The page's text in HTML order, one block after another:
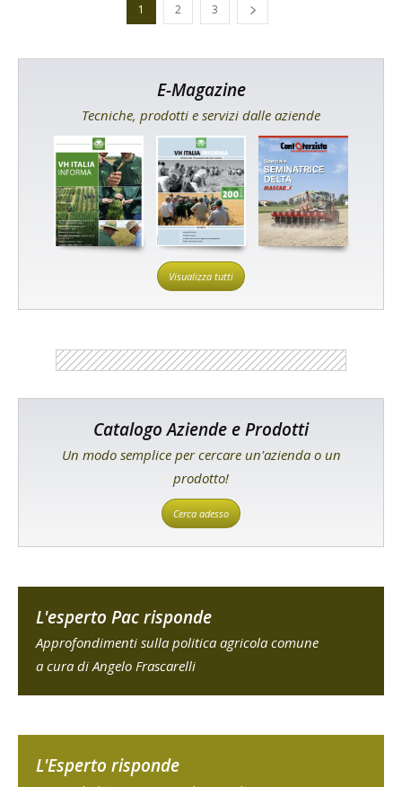
1 2 3
E-Magazine
Tecniche, prodotti e servizi dalle aziende
Visualizza tutti
Catalogo Aziende e Prodotti
Un modo semplice per cercare un'azienda o un
prodotto!
Cerca adesso
L'esperto Pac risponde
Approfondimenti sulla politica agricola comune
a cura di Angelo Frascarelli
L'Esperto risponde